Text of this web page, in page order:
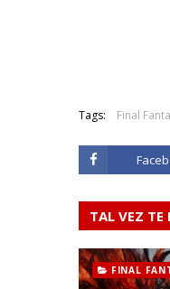
Tags: Final
TAL VEZ TE
FINAL